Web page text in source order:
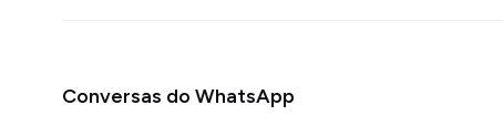
Conversas do WhatsApp